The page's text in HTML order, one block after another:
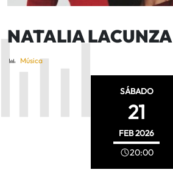
NATALIA LACUNZA
Música
SÁBADO
21
FEB2026
20:00